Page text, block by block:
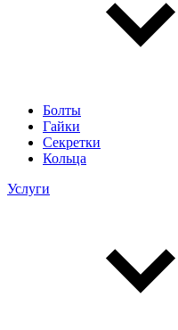
Болты
Гайки
Секретки
Кольца
Услуги